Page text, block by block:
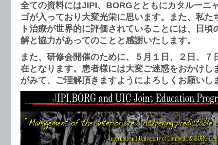
全ての資料にはJIPI、BORGとともにカタルーニ
ゴが入っており大変光栄に思います。また、私た
ト治療が世界的に評価されていることには、日
解と協力があってのことと感謝いたします。
また、研修会開催のために、５月１日、２日、７
在となります。患者様には大変ご迷惑をおかけし
がみて、ご理解頂きますようによろしくお願いし